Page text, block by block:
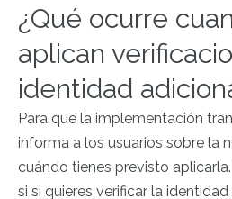
¿Qué ocurre
aplican
identidad
Para que la implementación
informa a los usuarios sobre la
cuándo tienes previsto
si si quieres verificar la